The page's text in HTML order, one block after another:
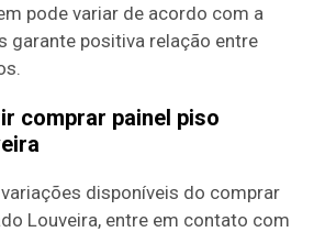
pode variar de acordo com a
garante positiva relação entre
comprar painel piso
disponíveis do comprar
Louveira, entre em contato com